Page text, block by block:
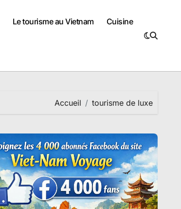
Le tourisme au Vietnam Cuisine
Accueil tourisme de luxe